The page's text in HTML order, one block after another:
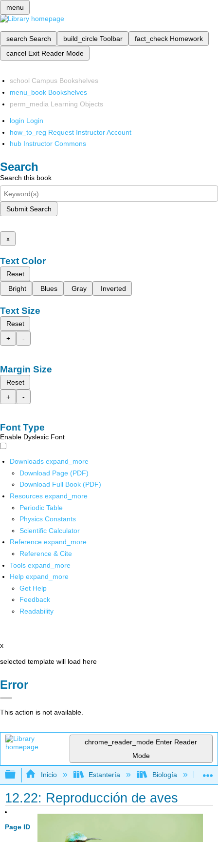
menu
search Search build_circle Toolbar fact_check Homework
cancel Exit Reader Mode
school Campus Bookshelves
menu_book Bookshelves
perm_media Learning Objects
login Login
how_to_reg Request Instructor Account
hub Instructor Commons
Search
Search this book
Submit Search
x
Text Color
Reset
Bright
Blues Gray Inverted
Text Size
Reset
+
-
Margin Size
Reset
+
-
Font Type
Enable Dyslexic Font
Downloads expand_more
Download Page (PDF)
Download Full Book (PDF)
Resources expand_more
Periodic Table
Physics Constants
Scientific Calculator
Reference expand_more
Reference & Cite
Tools expand_more
Help expand_more
Get Help
Feedback
Readability
x
selected template will load here
Error
This action is not available.
chrome_reader_mode Enter Reader
Mode
Expandir/contraer jerarquía global
Inicio Estantería Biología
12.22: Reproducción de aves
Page ID